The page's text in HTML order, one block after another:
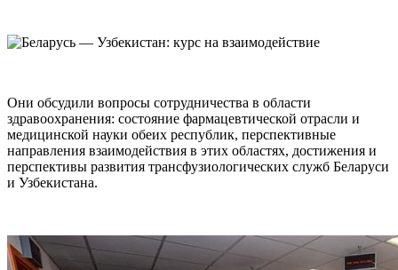
Они обсудили вопросы сотрудничества в области
здравоохранения: состояние фармацевтической отрасли и
медицинской науки обеих республик, перспективные
направления взаимодействия в этих областях, достижения и
перспективы развития трансфузиологических служб Беларуси
и Узбекистана.